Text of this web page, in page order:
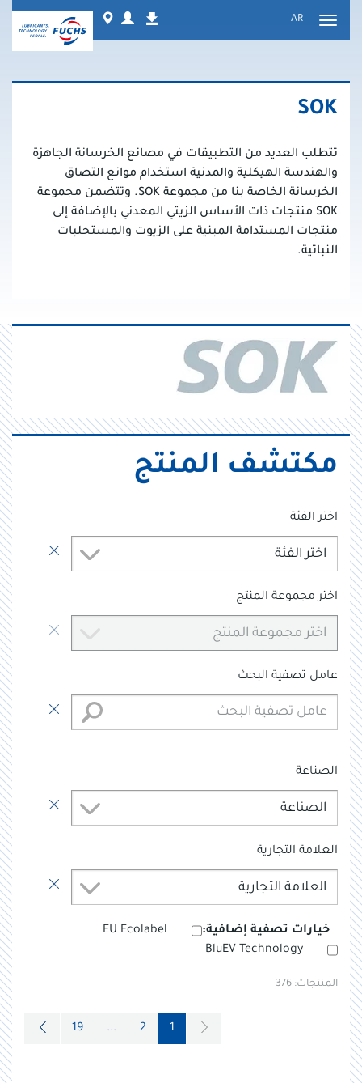
التنزيلات
Login
Worldwide AR
SOK
تتطلب العديد من التطبيقات في مصانع الخرسانة الجاهزة
والهندسة الهيكلية والمدنية استخدام موانع التصاق
الخرسانة الخاصة بنا من مجموعة SOK. وتتضمن مجموعة
SOK منتجات ذات الأساس الزيتي المعدني بالإضافة إلى
منتجات المستدامة المبنية على الزيوت والمستحلبات
النباتية.
مكتشف المنتج
اختر الفئة
اختر الفئة
اختر مجموعة المنتج
اختر مجموعة المنتج
عامل تصفية البحث
الصناعة
الصناعة
العلامة التجارية
العلامة التجارية
خيارات تصفية إضافية:
EU Ecolabel
BluEV Technology
المنتجات: 376
1
2
...
19